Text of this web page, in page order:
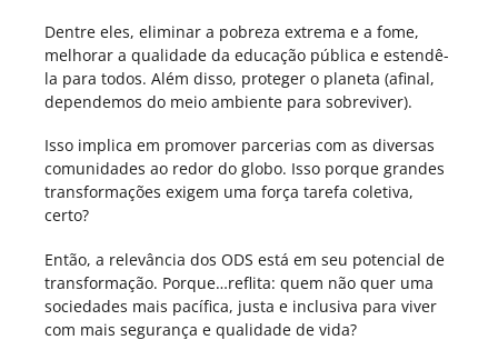
Dentre eles, eliminar a pobreza extrema e a fome,
melhorar a qualidade da educação pública e estendê-
la para todos. Além disso, proteger o planeta (afinal,
dependemos do meio ambiente para sobreviver).
Isso implica em promover parcerias com as diversas
comunidades ao redor do globo. Isso porque grandes
transformações exigem uma força tarefa coletiva,
certo?
Então, a relevância dos ODS está em seu potencial de
transformação. Porque…reflita: quem não quer uma
sociedades mais pacífica, justa e inclusiva para viver
com mais segurança e qualidade de vida?